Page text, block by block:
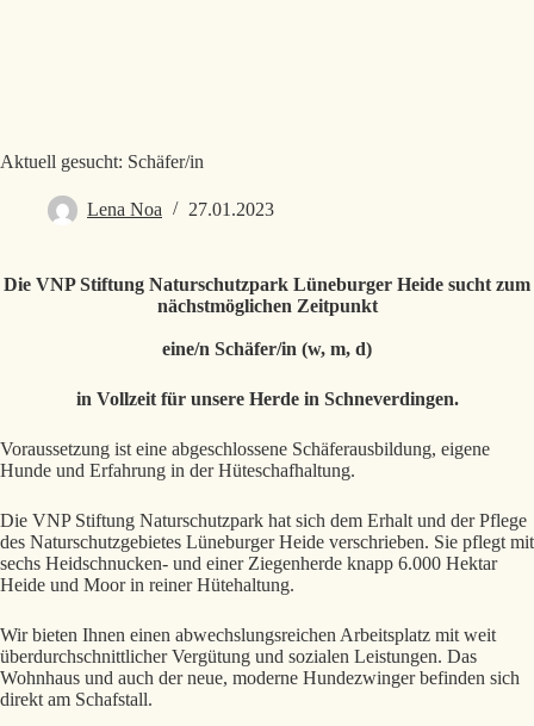
Aktuell gesucht: Schäfer/in
Lena Noa 27.01.2023
Die VNP Stiftung Naturschutzpark Lüneburger Heide sucht zum
nächstmöglichen Zeitpunkt
eine/n Schäfer/in (w, m, d)
in Vollzeit für unsere Herde in Schneverdingen.
Voraussetzung ist eine abgeschlossene Schäferausbildung, eigene
Hunde und Erfahrung in der Hüteschafhaltung.
Die VNP Stiftung Naturschutzpark hat sich dem Erhalt und der Pflege
des Naturschutzgebietes Lüneburger Heide verschrieben. Sie pflegt mit
sechs Heidschnucken- und einer Ziegenherde knapp 6.000 Hektar
Heide und Moor in reiner Hütehaltung.
Wir bieten Ihnen einen abwechslungsreichen Arbeitsplatz mit weit
überdurchschnittlicher Vergütung und sozialen Leistungen. Das
Wohnhaus und auch der neue, moderne Hundezwinger befinden sich
direkt am Schafstall.